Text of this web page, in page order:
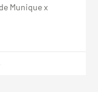
Munique x